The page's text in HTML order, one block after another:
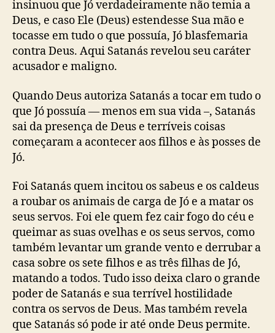
insinuou que Jó verdadeiramente não temia a
Deus, e caso Ele (Deus) estendesse Sua mão e
tocasse em tudo o que possuía, Jó blasfemaria
contra Deus. Aqui Satanás revelou seu caráter
acusador e maligno.
Quando Deus autoriza Satanás a tocar em tudo o
que Jó possuía — menos em sua vida –, Satanás
sai da presença de Deus e terríveis coisas
começaram a acontecer aos filhos e às posses de
Jó.
Foi Satanás quem incitou os sabeus e os caldeus
a roubar os animais de carga de Jó e a matar os
seus servos. Foi ele quem fez cair fogo do céu e
queimar as suas ovelhas e os seus servos, como
também levantar um grande vento e derrubar a
casa sobre os sete filhos e as três filhas de Jó,
matando a todos. Tudo isso deixa claro o grande
poder de Satanás e sua terrível hostilidade
contra os servos de Deus. Mas também revela
que Satanás só pode ir até onde Deus permite.